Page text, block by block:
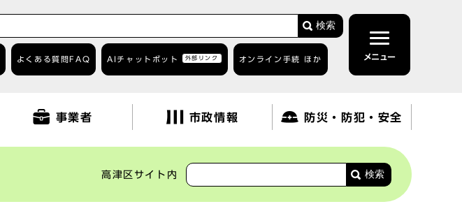
検索
よくある質問 FAQ AIチャットボット 外部リンク オンライン手続 ほか メニュー
事業者 市政情報 防災・防犯・安全
高津区サイト内 検索